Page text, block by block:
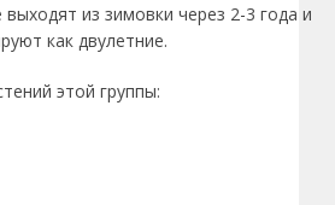
из зимовки через 2-3 года и
как двулетние.
этой группы: